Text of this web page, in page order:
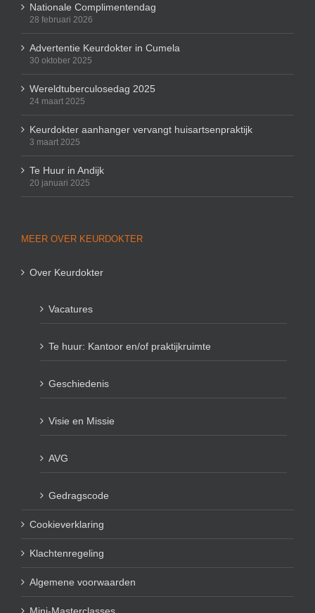
Nationale Complimentendag
28 februari 2026
Advertentie Keurdokter in Cumela
30 oktober 2025
Wereldtuberculosedag 2025
24 maart 2025
Keurdokter aanhanger vervangt huisartsenpraktijk
3 maart 2025
Te Huur in Andijk
20 januari 2025
MEER OVER KEURDOKTER
Over Keurdokter
Vacatures
Te huur: Kantoor en/of praktijkruimte
Geschiedenis
Visie en Missie
AVG
Gedragscode
Cookieverklaring
Klachtenregeling
Algemene voorwaarden
Mini-Masterclasses